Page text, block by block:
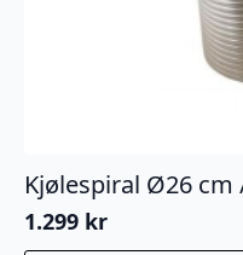
Kjølespiral Ø26
1.299 kr